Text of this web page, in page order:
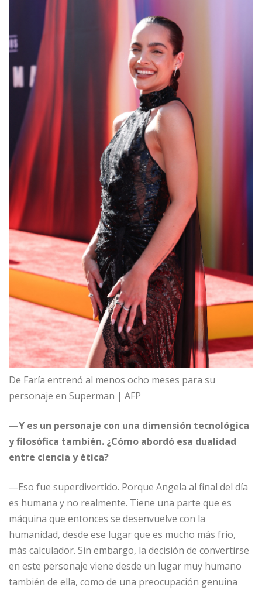
De Faría entrenó al menos ocho meses para su
personaje en Superman | AFP
—Y es un personaje con una dimensión tecnológica
y filosófica también. ¿Cómo abordó esa dualidad
entre ciencia y ética?
—Eso fue superdivertido. Porque Angela al final del día
es humana y no realmente. Tiene una parte que es
máquina que entonces se desenvuelve con la
humanidad, desde ese lugar que es mucho más frío,
más calculador. Sin embargo, la decisión de convertirse
en este personaje viene desde un lugar muy humano
también de ella, como de una preocupación genuina